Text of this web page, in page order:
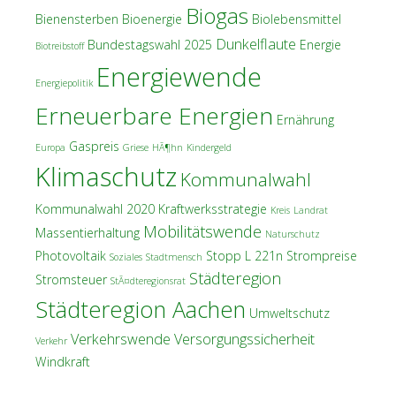
Bienensterben Bioenergie Biogas Biolebensmittel
Biotreibstoff Bundestagswahl 2025 Dunkelflaute Energie
Energiepolitik Energiewende
Erneuerbare Energien Ernährung
Europa Gaspreis Griese HÃ¶hn Kindergeld
Klimaschutz Kommunalwahl
Kommunalwahl 2020 Kraftwerksstrategie Kreis Landrat
Massentierhaltung Mobilitätswende Naturschutz
Photovoltaik Soziales Stadtmensch Stopp L 221n Strompreise
Stromsteuer StÃ¤dteregionsrat Städteregion
Städteregion Aachen Umweltschutz
Verkehr Verkehrswende Versorgungssicherheit
Windkraft